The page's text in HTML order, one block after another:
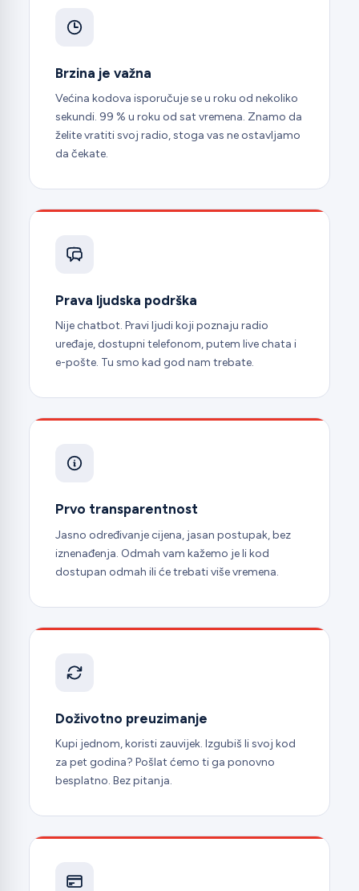
Brzina je važna
Većina kodova isporučuje se u roku od nekoliko
sekundi. 99 % u roku od sat vremena. Znamo da
želite vratiti svoj radio, stoga vas ne ostavljamo
da čekate.
Prava ljudska podrška
Nije chatbot. Pravi ljudi koji poznaju radio
uređaje, dostupni telefonom, putem live chata i
e-pošte. Tu smo kad god nam trebate.
Prvo transparentnost
Jasno određivanje cijena, jasan postupak, bez
iznenađenja. Odmah vam kažemo je li kod
dostupan odmah ili će trebati više vremena.
Doživotno preuzimanje
Kupi jednom, koristi zauvijek. Izgubiš li svoj kod
za pet godina? Pošlat ćemo ti ga ponovno
besplatno. Bez pitanja.